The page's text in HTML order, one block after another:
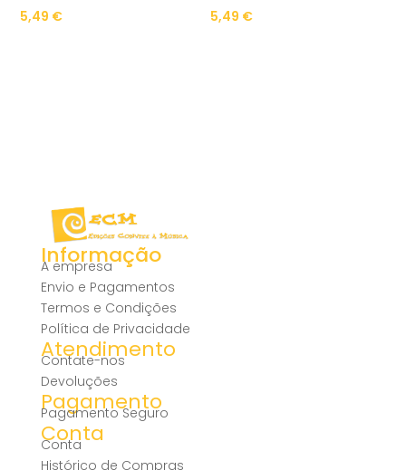
5,49 € 5,49 €
Informação
A empresa
Envio e Pagamentos
Termos e Condições
Política de Privacidade
Atendimento
Contate-nos
Devoluções
Pagamento
Pagamento Seguro
Conta
Conta
Histórico de Compras